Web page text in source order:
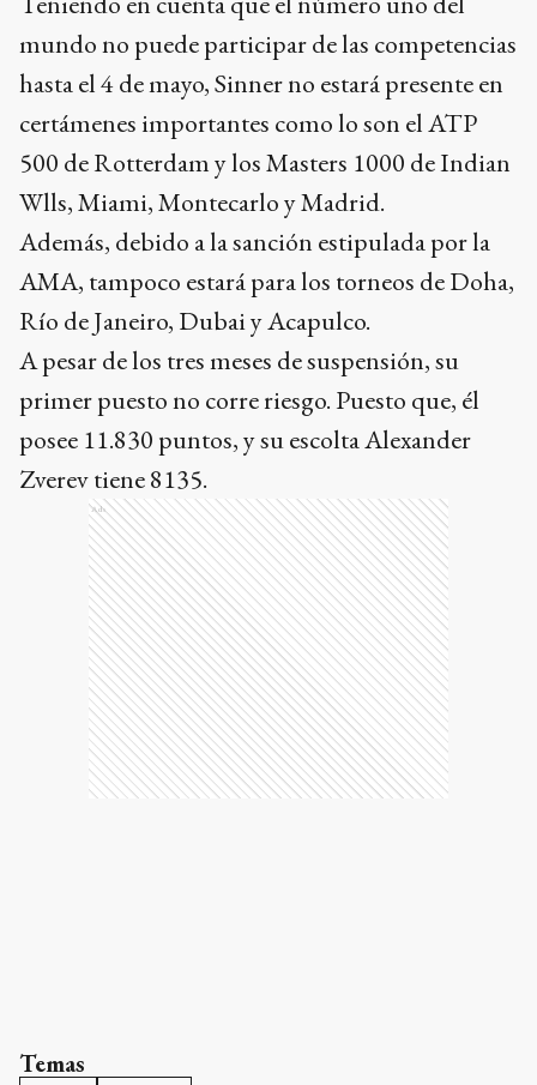
mundo no puede participar de las competencias
hasta el 4 de mayo, Sinner no estará presente en
certámenes importantes como lo son el ATP
500 de Rotterdam y los Masters 1000 de Indian
Wlls, Miami, Montecarlo y Madrid.
Además, debido a la sanción estipulada por la
AMA, tampoco estará para los torneos de Doha,
Río de Janeiro, Dubai y Acapulco.
A pesar de los tres meses de suspensión, su
primer puesto no corre riesgo. Puesto que, él
posee 11.830 puntos, y su escolta Alexander
Zverev tiene 8135.
Ads
Temas